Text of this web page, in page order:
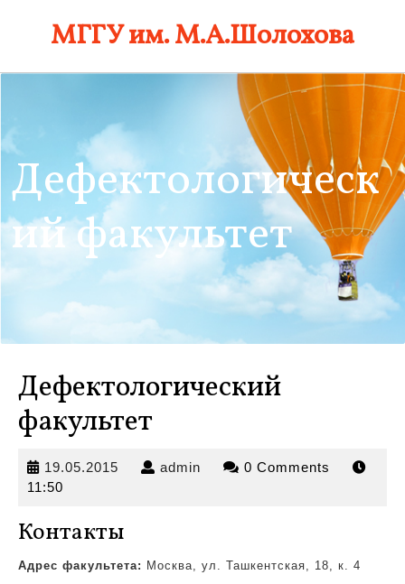
МГГУ им. М.А.Шолохова
Дефектологическ
ий факультет
Дефектологический
факультет
19.05.2015 19.05.2015
admin admin 0 Comments
11:50
Контакты
Адрес факультета: Москва, ул. Ташкентская, 18, к. 4